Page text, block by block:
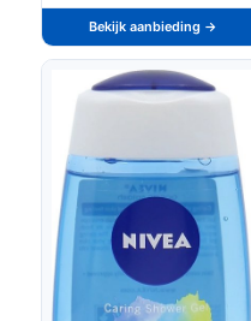
Bekijk aanbieding →